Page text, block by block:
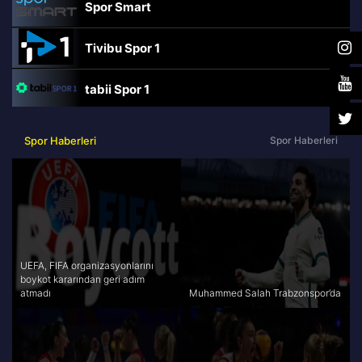
Spor Smart
Tivibu Spor 1
tabii Spor 1
tabii Spor
A Spor
Tivibu Spor
TV8,5
Spor Haberleri Spor Haberleri
UEFA, FIFA organizasyonlarını
boykot kararından geri adım
atmadı
Muhammed Salah Trabzonspor’da